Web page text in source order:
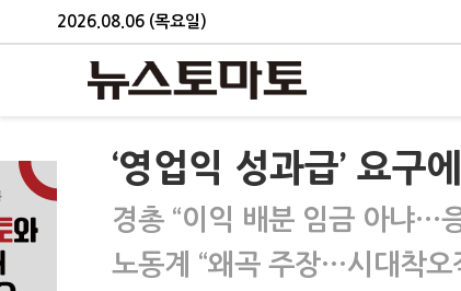
2026.08.06 (목요일)
‘영업익 성과급’ 요구
경총 “이익 배분 임금 아냐…
노동계 “왜곡 주장…시대착오